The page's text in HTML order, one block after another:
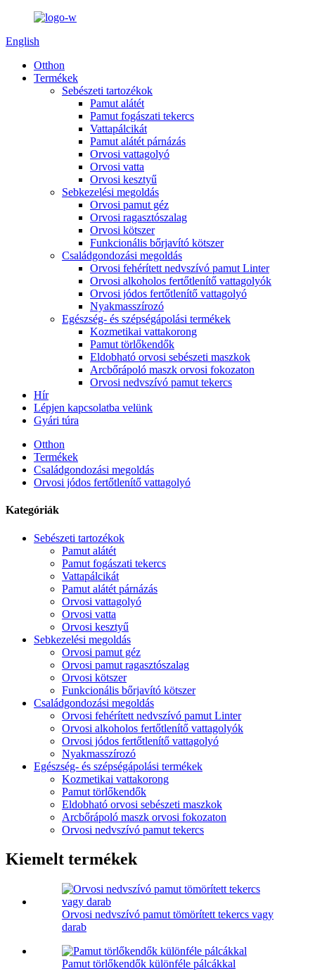
English
Otthon
Termékek
Sebészeti tartozékok
Pamut alátét
Pamut fogászati ​​tekercs
Vattapálcikát
Pamut alátét párnázás
Orvosi vattagolyó
Orvosi vatta
Orvosi kesztyű
Sebkezelési megoldás
Orvosi pamut géz
Orvosi ragasztószalag
Orvosi kötszer
Funkcionális bőrjavító kötszer
Családgondozási megoldás
Orvosi fehérített nedvszívó pamut Linter
Orvosi alkoholos fertőtlenítő vattagolyók
Orvosi jódos fertőtlenítő vattagolyó
Nyakmasszírozó
Egészség- és szépségápolási termékek
Kozmetikai vattakorong
Pamut törlőkendők
Eldobható orvosi sebészeti maszkok
Arcbőrápoló maszk orvosi fokozaton
Orvosi nedvszívó pamut tekercs
Hír
Lépjen kapcsolatba velünk
Gyári túra
Otthon
Termékek
Családgondozási megoldás
Orvosi jódos fertőtlenítő vattagolyó
Kategóriák
Sebészeti tartozékok
Pamut alátét
Pamut fogászati ​​tekercs
Vattapálcikát
Pamut alátét párnázás
Orvosi vattagolyó
Orvosi vatta
Orvosi kesztyű
Sebkezelési megoldás
Orvosi pamut géz
Orvosi pamut ragasztószalag
Orvosi kötszer
Funkcionális bőrjavító kötszer
Családgondozási megoldás
Orvosi fehérített nedvszívó pamut Linter
Orvosi alkoholos fertőtlenítő vattagolyók
Orvosi jódos fertőtlenítő vattagolyó
Nyakmasszírozó
Egészség- és szépségápolási termékek
Kozmetikai vattakorong
Pamut törlőkendők
Eldobható orvosi sebészeti maszkok
Arcbőrápoló maszk orvosi fokozaton
Orvosi nedvszívó pamut tekercs
Kiemelt termékek
Orvosi nedvszívó pamut tömörített tekercs vagy
darab
Pamut törlőkendők különféle pálcákkal